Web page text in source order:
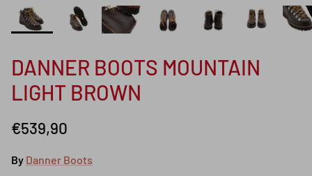
DANNER BOOTS MOUNTAIN
LIGHT BROWN
€539,90
By Danner Boots